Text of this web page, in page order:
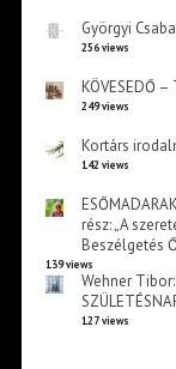
Györgyi
256 views
KÖVESEDŐ
249 views
Kortárs
142 views
rész: „A
Beszélgetés
139 views
Wehner Tibor:
127 views